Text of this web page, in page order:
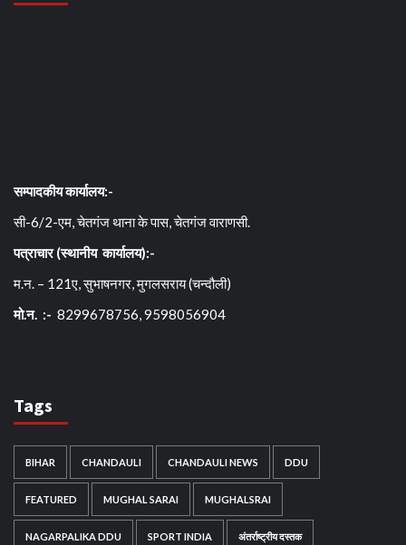
सम्पादकीय कार्यालय:-
सी-6/2-एम, चेतगंज थाना के पास, चेतगंज वाराणसी.
पत्राचार (स्थानीय कार्यालय):-
म.न. – 121ए, सुभाषनगर, मुगलसराय (चन्दौली)
मो.न. :- 8299678756, 9598056904
Tags
BIHAR CHANDAULI CHANDAULI NEWS DDU
FEATURED MUGHAL SARAI MUGHALSRAI
NAGARPALIKA DDU SPORT INDIA अंतर्राष्ट्रीय दस्तक